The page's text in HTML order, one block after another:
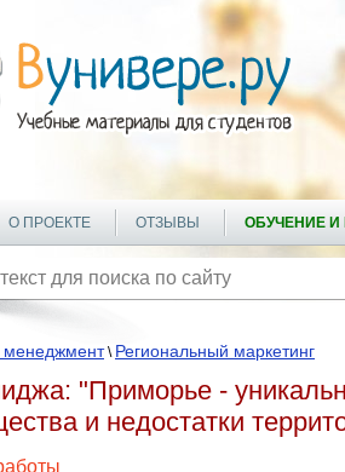
О ПРОЕКТЕ ОТЗЫВЫ ОБУЧЕНИЕ И
менеджмент\ Региональный маркетинг
"Приморье -
и недостатки